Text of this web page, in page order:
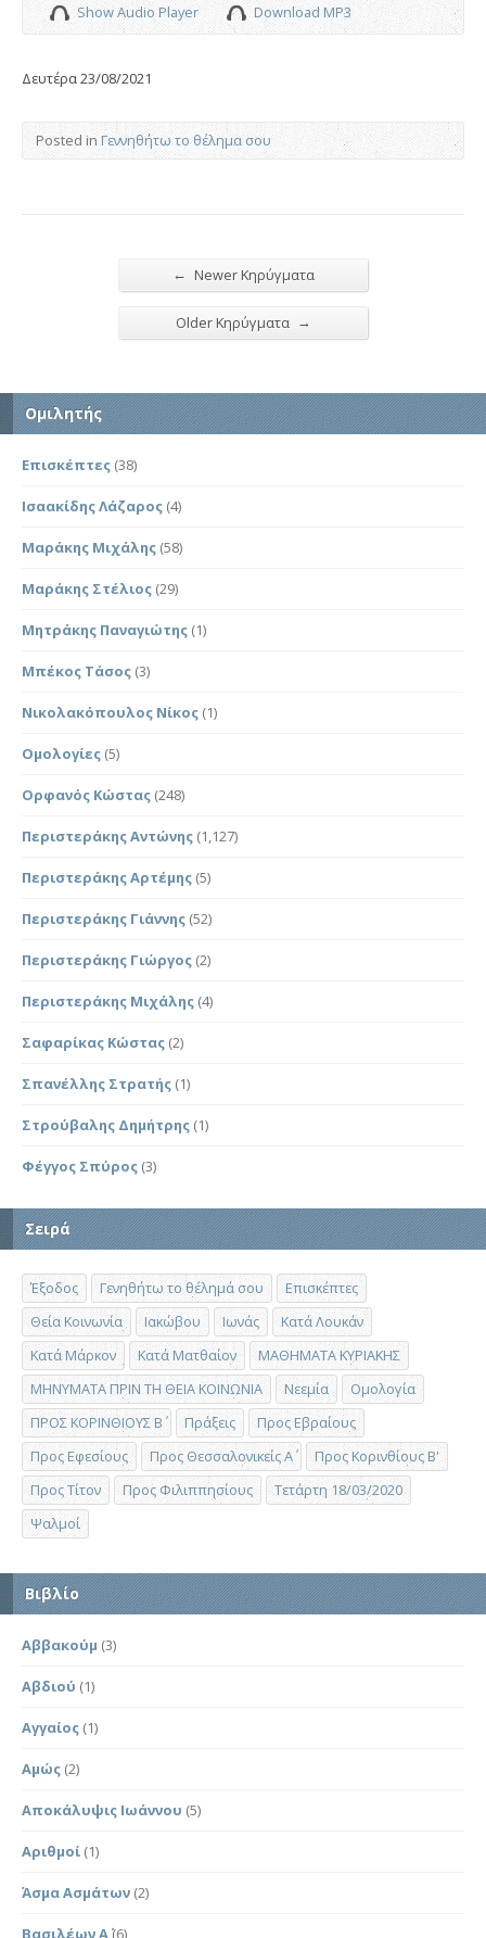
Show Audio Player Download MP3
Δευτέρα 23/08/2021
Posted in Γεννηθήτω το θέλημα σου
← Newer Κηρύγματα
Older Κηρύγματα →
Ομιλητής
Επισκέπτες (38)
Ισαακίδης Λάζαρος (4)
Μαράκης Μιχάλης (58)
Μαράκης Στέλιος (29)
Μητράκης Παναγιώτης (1)
Μπέκος Τάσος (3)
Νικολακόπουλος Νίκος (1)
Ομολογίες (5)
Ορφανός Κώστας (248)
Περιστεράκης Αντώνης (1,127)
Περιστεράκης Αρτέμης (5)
Περιστεράκης Γιάννης (52)
Περιστεράκης Γιώργος (2)
Περιστεράκης Μιχάλης (4)
Σαφαρίκας Κώστας (2)
Σπανέλλης Στρατής (1)
Στρούβαλης Δημήτρης (1)
Φέγγος Σπύρος (3)
Σειρά
Έξοδος Γενηθήτω το θέλημά σου
Επισκέπτες
Θεία Κοινωνία
Ιακώβου Ιωνάς
Κατά Λουκάν
Κατά Μάρκον
Κατά Ματθαίον
ΜΑΘΗΜΑΤΑ ΚΥΡΙΑΚΗΣ
ΜΗΝΥΜΑΤΑ ΠΡΙΝ ΤΗ ΘΕΙΑ ΚΟΙΝΩΝΙΑ
Νεεμία
Ομολογία
ΠΡΟΣ ΚΟΡΙΝΘΙΟΥΣ Β΄
Πράξεις
Προς Εβραίους
Προς Εφεσίους
Προς Θεσσαλονικείς Α΄
Προς Κορινθίους Β'
Προς Τίτον
Προς Φιλιππησίους
Τετάρτη 18/03/2020
Ψαλμοί
Βιβλίο
Αββακούμ (3)
Αβδιού (1)
Αγγαίος (1)
Αμώς (2)
Αποκάλυψις Ιωάννου (5)
Αριθμοί (1)
Άσμα Ασμάτων (2)
Βασιλέων Α΄(6)